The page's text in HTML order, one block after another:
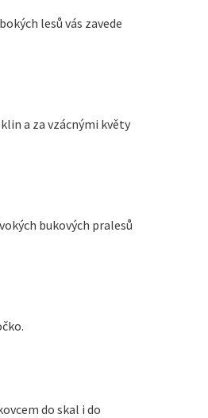
lesů vás zavede
a za vzácnými květy
bukových pralesů
do skal i do